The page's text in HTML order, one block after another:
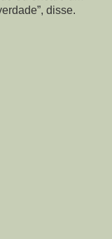
disse.